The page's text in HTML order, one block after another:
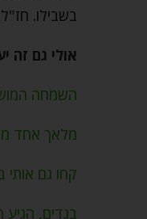
בשבילו.
אולי גם זה
השמחה
מלאך אחד
קחו גם אותי
בגדים,